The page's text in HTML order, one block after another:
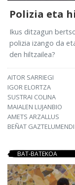
Polizia eta
Ikus ditzagun
polizia izango da
den hiltzailea?
AITOR SARRIEGI
IGOR ELORTZA
SUSTRAI COLINA
MAIALEN LUJANBIO
AMETS ARZALLUS
BEÑAT GAZTELUMENDI
BAT-BATEKOA